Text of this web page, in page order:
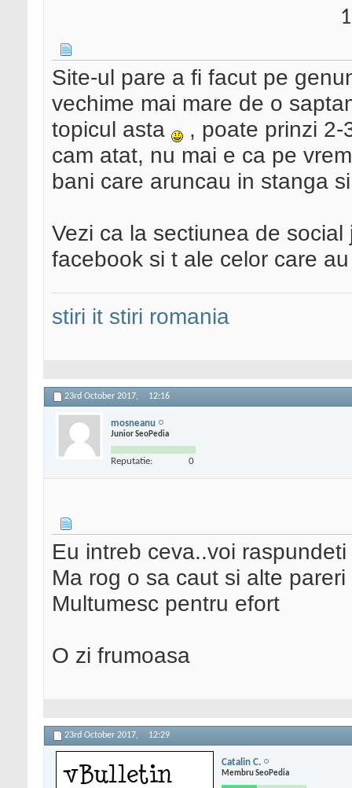
Site-ul pare a fi facut pe
vechime mai mare de o
topicul asta
, poate prinzi
cam atat, nu mai e ca pe
bani care aruncau in stanga
Vezi ca la sectiunea de
facebook si t ale celor care
stiri it stiri romania
23rd October 2017, 12:16
mosneanu
Junior SeoPedia
Reputatie: 0
Eu intreb ceva..voi
Ma rog o sa caut si alte
Multumesc pentru efort
O zi frumoasa
23rd October 2017, 12:29
Catalin C.
Membru SeoPedia